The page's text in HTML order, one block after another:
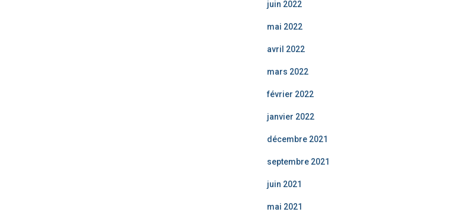
juin 2022
mai 2022
avril 2022
mars 2022
février 2022
janvier 2022
décembre 2021
septembre 2021
juin 2021
mai 2021